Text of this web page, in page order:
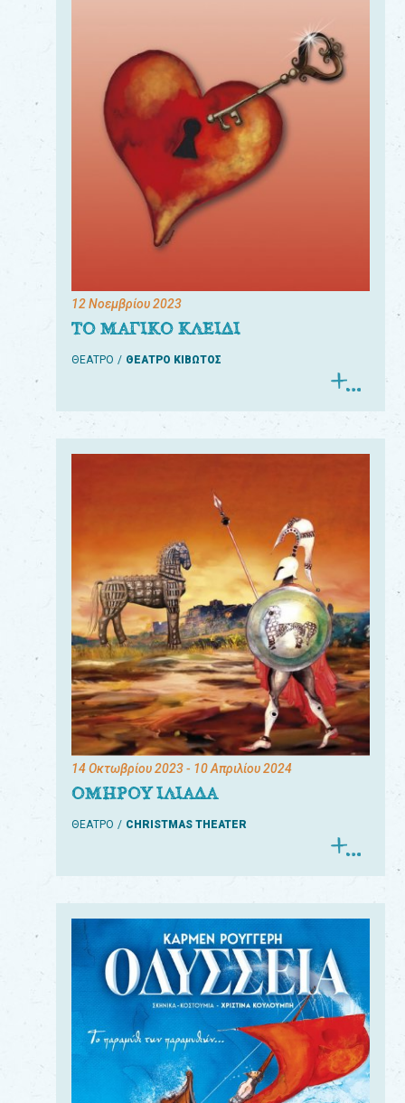
12 Νοεμβρίου 2023
ΤΟ ΜΑΓΙΚΟ ΚΛΕΙΔΙ
ΘΕΑΤΡΟ ΘΕΑΤΡΟ ΚΙΒΩΤΟΣ
14 Οκτωβρίου 2023- 10 Απριλίου 2024
ΟΜΗΡΟΥ ΙΛΙΑΔΑ
ΘΕΑΤΡΟ CHRISTMAS THEATER